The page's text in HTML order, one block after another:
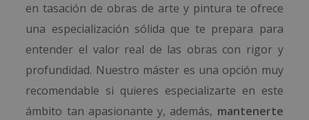
en tasación de obras de arte y pintura te ofrece
una especialización sólida que te prepara para
entender el valor real de las obras con rigor y
profundidad. Nuestro máster es una opción muy
recomendable si quieres especializarte en este
ámbito tan apasionante y, además, mantenerte